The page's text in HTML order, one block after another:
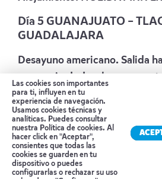
Día 5 GUANAJUATO –
GUADALAJARA
Desayuno americano. Salida
que es sin duda, el mayor
vidrio soplado de México.
admirar la más variada
popular, así como sus
podrán elegir almorzar en “El
plaza con muchos
no podrán faltar los Mariachis.
Reserva tu
Las cookies son importantes
para ti, influyen en tu
experiencia de navegación.
Usamos cookies técnicas y
analíticas. Puedes consultar
nuestra Política de cookies. Al
hacer click en "Aceptar",
consientes que todas las
cookies se guarden en tu
dispositivo o puedes
configurarlas o rechazar su uso